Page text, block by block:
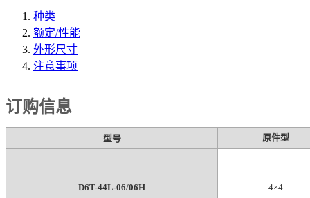
种类
额定/性能
外形尺寸
注意事项
订购信息
型号 原件型
D6T-44L-06/06H 4×4